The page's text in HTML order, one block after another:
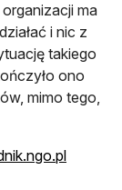
ma
i nic z
takiego
ono
mimo tego,
otwiera